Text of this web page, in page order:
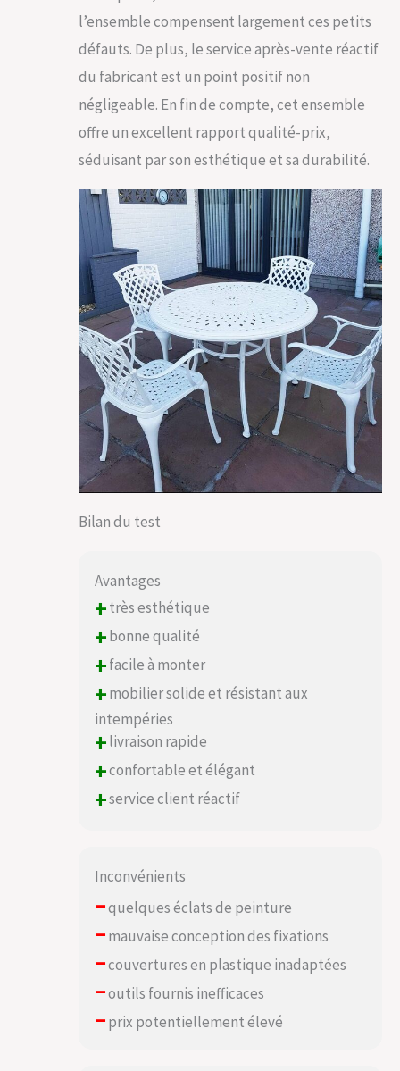
l’ensemble compensent largement ces petits
défauts. De plus, le service après-vente réactif
du fabricant est un point positif non
négligeable. En fin de compte, cet ensemble
offre un excellent rapport qualité-prix,
séduisant par son esthétique et sa durabilité.
Bilan du test
Avantages
+très esthétique
+bonne qualité
+facile à monter
+mobilier solide et résistant aux
intempéries
+livraison rapide
+confortable et élégant
+service client réactif
Inconvénients
–quelques éclats de peinture
–mauvaise conception des fixations
–couvertures en plastique inadaptées
–outils fournis inefficaces
–prix potentiellement élevé